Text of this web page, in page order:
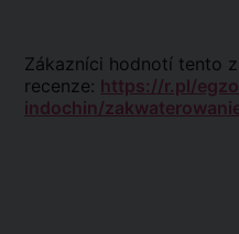
Zákazníci hodnotí tento
recenze: https://r.pl/
indochin/